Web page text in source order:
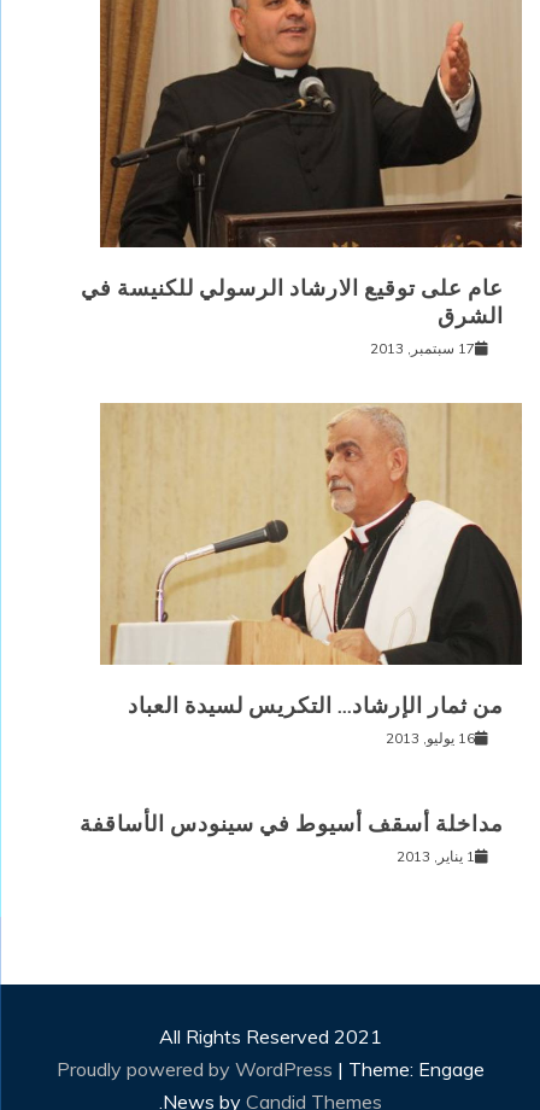
عام على توقيع الارشاد الرسولي للكنيسة في
الشرق
17 سبتمبر, 2013
من ثمار الإرشاد… التكريس لسيدة العباد
16 يوليو, 2013
مداخلة أسقف أسيوط في سينودس الأساقفة
1 يناير, 2013
All Rights Reserved 2021
Proudly powered by WordPress | Theme: Engage
News by Candid Themes